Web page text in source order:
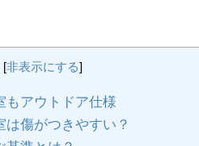
[非表示にする]
もアウトドア仕様
傷がつきやすい？